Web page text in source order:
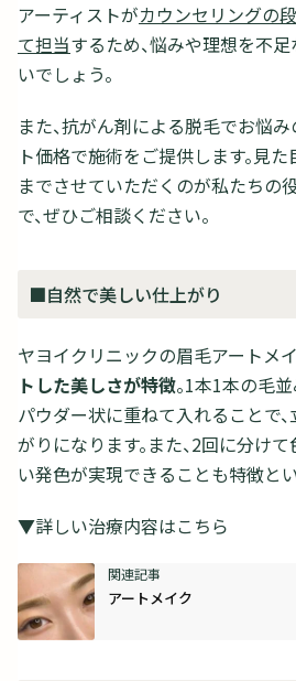
アーティストがカウンセリングの
て担当するため、悩みや理想を不
いでしょう。
また、抗がん剤による脱毛でお悩
ト価格で施術をご提供します。見
までさせていただくのが私たちの
で、ぜひご相談ください。
■自然で美しい仕上がり
ヤヨイクリニックの眉毛アートメイ
トした美しさが特徴。1本1本の毛
パウダー状に重ねて入れることで
がりになります。また、2回に分け
い発色が実現できることも特徴とい
▼詳しい治療内容はこちら
アートメイク